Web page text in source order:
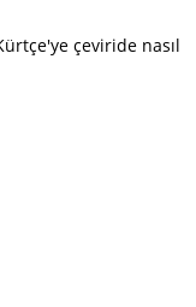
çeviride nasıl